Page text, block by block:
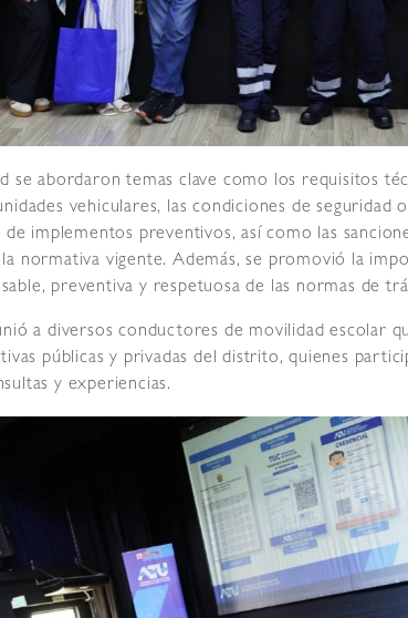
se abordaron temas clave como los requisitos
vehiculares, las condiciones de seguridad
de implementos preventivos, así como las
normativa vigente. Además, se promovió la
preventiva y respetuosa de las normas de
a diversos conductores de movilidad escolar
públicas y privadas del distrito, quienes
y experiencias.